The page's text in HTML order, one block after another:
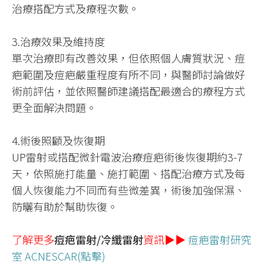
治療搭配方式及療程次數。
3.治療效果及維持度
單次治療即有改善效果，但依照個人膚質狀況、痘
疤範圍及痘疤嚴重程度有所不同，與醫師討論做好
術前評估，並依照醫師建議搭配最適合的療程方式
更全面解決問題。
4.術後照顧及恢復期
UP雷射或搭配微針電波治療痘疤術後恢復期約3-7
天，依照施打能量、施打範圍、搭配治療方式及每
個人恢復能力不同而有些微差異，術後加強保濕、
防曬有助於幫助恢復。
了解更多痘疤雷射/冷纖雷射資訊▶▶痘疤雷射研究
室 ACNESCAR(點擊)